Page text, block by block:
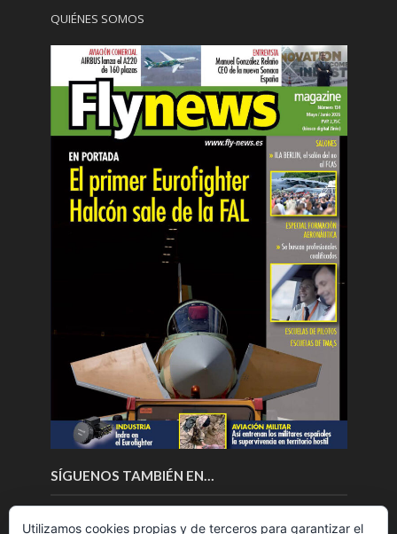
QUIÉNES SOMOS
SÍGUENOS TAMBIÉN EN…
Utilizamos cookies propias y de terceros para garantizar el